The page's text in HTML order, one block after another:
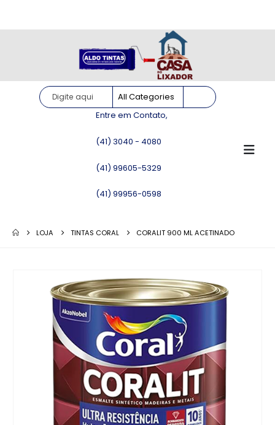
Entre em Contato,
(41) 3040 - 4080
(41) 99605-5329
(41) 99956-0598
LOJA TINTAS CORAL CORALIT 900 ML ACETINADO